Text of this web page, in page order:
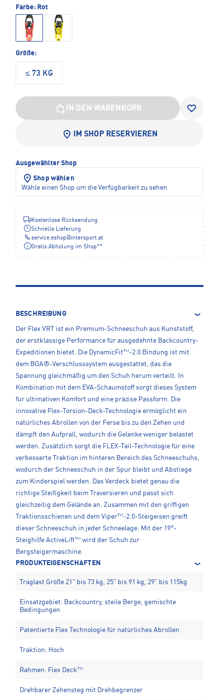
Farbe: Rot
Größe:
≤ 73 KG
IN DEN WARENKORB
IM SHOP RESERVIEREN
Ausgewählter Shop
Shop wählen
Wähle einen Shop um die Verfügbarkeit zu sehen
Kostenlose Rücksendung
Schnelle Lieferung
service.eshop@intersport.at
Gratis Abholung im Shop**
BESCHREIBUNG
Der Flex VRT ist ein Premium-Schneeschuh aus Kunststoff,
der erstklassige Performance für ausgedehnte Backcountry-
Expeditionen bietet. Die DynamicFit™-2.0 Bindung ist mit
dem BOA®-Verschlusssystem ausgestattet, das die
Spannung gleichmäßig um den Schuh herum verteilt. In
Kombination mit dem EVA-Schaumstoff sorgt dieses System
für ultimativen Komfort und eine präzise Passform. Die
innovative Flex-Torsion-Deck-Technologie ermöglicht ein
natürliches Abrollen von der Ferse bis zu den Zehen und
dämpft den Aufprall, wodurch die Gelenke weniger belastet
werden. Zusätzlich sorgt die FLEX-Tail-Technologie für eine
verbesserte Traktion im hinteren Bereich des Schneeschuhs,
wodurch der Schneeschuh in der Spur bleibt und Abstiege
zum Kinderspiel werden. Das Verdeck bietet genau die
richtige Steifigkeit beim Traversieren und passt sich
gleichzeitig dem Gelände an. Zusammen mit den griffigen
Traktionsschienen und dem Viper™-2.0-Steigeisen greift
dieser Schneeschuh in jeder Schneelage. Mit der 19°-
Steighilfe ActiveLift™ wird der Schuh zur
Bergsteigermaschine.
PRODUKTEIGENSCHAFTEN
Traglast Größe 21" bis 73 kg, 25" bis 91 kg, 29" bis 115kg
Einsatzgebiet: Backcountry, steile Berge, gemischte
Bedingungen
Patentierte Flex Technologie für natürliches Abrollen
Traktion: Hoch
Rahmen: Flex Deck™
Drehbarer Zehensteg mit Drehbegrenzer